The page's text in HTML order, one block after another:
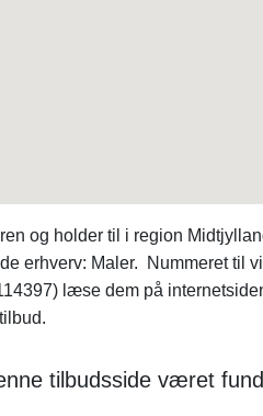
og holder til i region
erhverv: Maler. Nummeret til
læse dem på
tilbudsside været